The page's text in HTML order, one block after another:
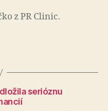
z PR Clinic.
serióznu